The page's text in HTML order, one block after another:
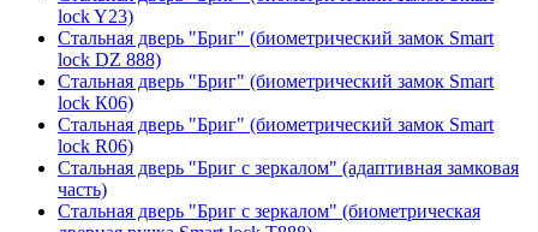
lock Y23)
Стальная дверь "Бриг" (биометрический замок Smart
lock DZ 888)
Стальная дверь "Бриг" (биометрический замок Smart
lock К06)
Стальная дверь "Бриг" (биометрический замок Smart
lock R06)
Стальная дверь "Бриг с зеркалом" (адаптивная замковая
часть)
Стальная дверь "Бриг с зеркалом" (биометрическая